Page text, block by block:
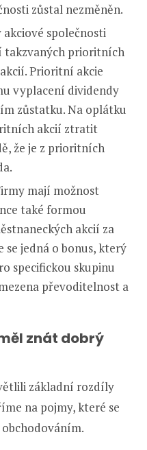
zůstal nezměněn.
akciové společnosti
takzvaných prioritních
Prioritní akcie
vyplacení dividendy
zůstatku. Na oplátku
akcií ztratit
že je z prioritních
mají možnost
také formou
akcií za
jedná o bonus, který
specifickou skupinu
převoditelnost a
znát dobrý
základní rozdíly
na pojmy, které se